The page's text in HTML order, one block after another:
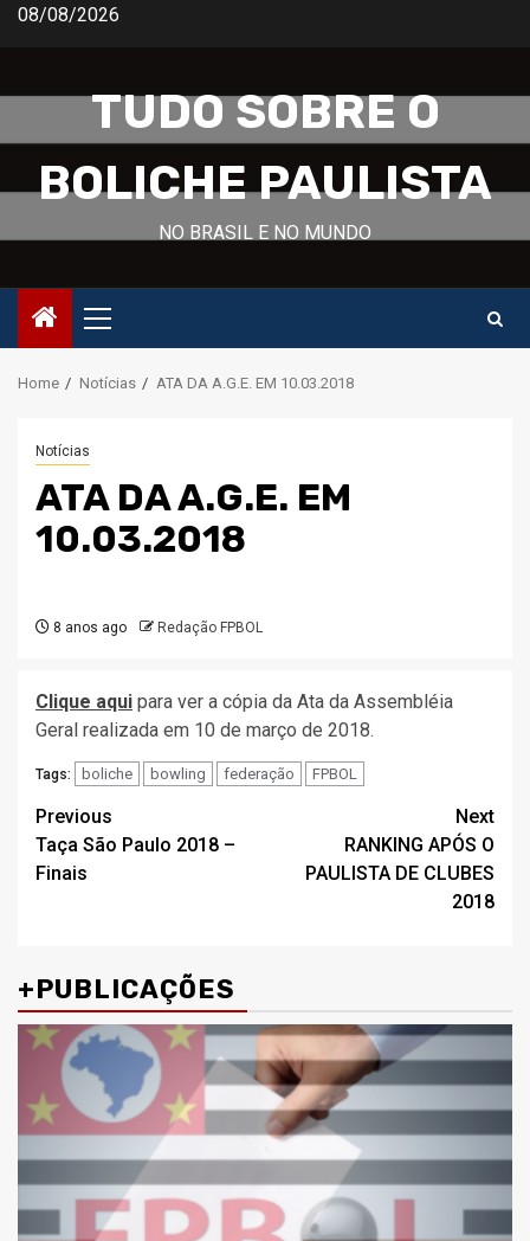
Skip08/08/2026
TUDO SOBRE O
BOLICHE PAULISTA
NO BRASIL E NO MUNDO
Primary
Menu
Home Notícias ATA DA A.G.E. EM 10.03.2018
Notícias
ATA DA A.G.E. EM
10.03.2018
8 anos ago Redação FPBOL
Clique aqui para ver a cópia da Ata da Assembléia
Geral realizada em 10 de março de 2018.
Tags: boliche bowling federação FPBOL
Post
navigation
Previous
Taça São Paulo 2018 –
Finais
Next
RANKING APÓS O
PAULISTA DE CLUBES
2018
+PUBLICAÇÕES